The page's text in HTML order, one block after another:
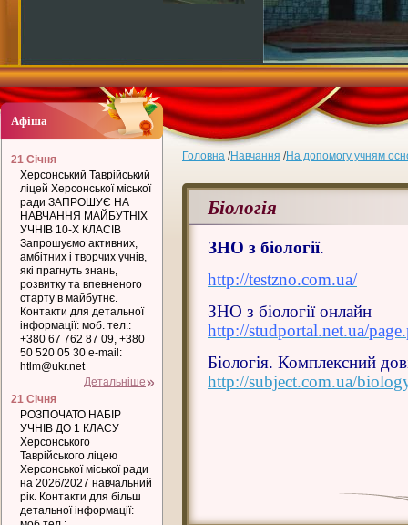
Головна /Навчання /На допомогу учням
Біологія
ЗНО з біології.
http://testzno.com.ua/
ЗНО з біології онлайн
http://studportal.net.ua/
Біологія. Комплексний
http://subject.com.ua/
Афіша
21 Січня
Херсонський Таврійський
ліцей Херсонської міської
ради ЗАПРОШУЄ НА
НАВЧАННЯ МАЙБУТНІХ
УЧНІВ 10-Х КЛАСІВ
Запрошуємо активних,
амбітних і творчих учнів,
які прагнуть знань,
розвитку та впевненого
старту в майбутнє.
Контакти для детальної
інформації: моб. тел.:
+380 67 762 87 09, +380
50 520 05 30 e-mail:
htlm@ukr.net
Детальніше
21 Січня
РОЗПОЧАТО НАБІР
УЧНІВ ДО 1 КЛАСУ
Херсонського
Таврійського ліцею
Херсонської міської ради
на 2026/2027 навчальний
рік. Контакти для більш
детальної інформації: